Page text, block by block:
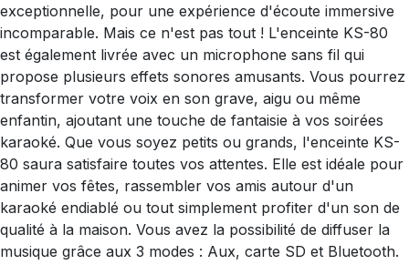
exceptionnelle, pour une expérience d'écoute immersive
incomparable. Mais ce n'est pas tout ! L'enceinte KS-80
est également livrée avec un microphone sans fil qui
propose plusieurs effets sonores amusants. Vous pourrez
transformer votre voix en son grave, aigu ou même
enfantin, ajoutant une touche de fantaisie à vos soirées
karaoké. Que vous soyez petits ou grands, l'enceinte KS-
80 saura satisfaire toutes vos attentes. Elle est idéale pour
animer vos fêtes, rassembler vos amis autour d'un
karaoké endiablé ou tout simplement profiter d'un son de
qualité à la maison. Vous avez la possibilité de diffuser la
musique grâce aux 3 modes : Aux, carte SD et Bluetooth.